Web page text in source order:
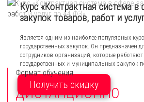
Курс «Контрактная система в
закупок товаров, работ и
Является одним из наиболее популярных
государственных закупок. Он предназначен
сотрудников организаций, которые работают
государственных и муниципальных закупок
Получить скидку
Формат обучения
ДИСТАНЦИОННО